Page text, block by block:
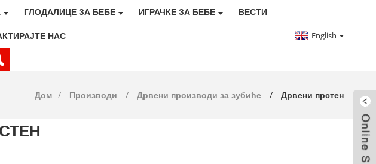
ГЛОДАЛИЦЕ ЗА БЕБЕ ИГРАЧКЕ ЗА БЕБЕ ВЕСТИ
НАС English
Дом Производи Дрвени производи за зубиће Дрвени прстен